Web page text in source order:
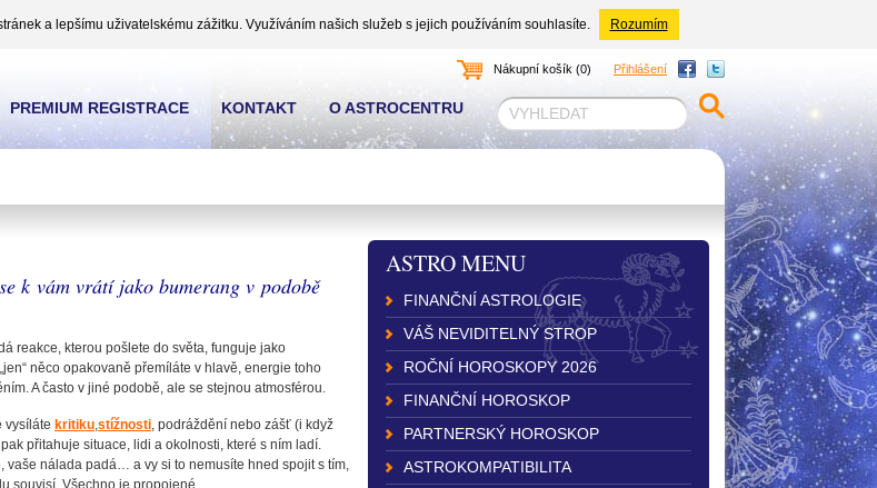
a lepšímu uživatelskému zážitku. Využíváním našich služeb s jejich používáním souhlasíte. Rozumím
k vám vrátí jako bumerang v podobě
reakce, kterou pošlete do světa, funguje jako
něco opakovaně přemíláte v hlavě, energie toho
A často v jiné podobě, ale se stejnou atmosférou.
vysíláte kritiku,stížnosti, podráždění nebo zášť (i když
přitahuje situace, lidi a okolnosti, které s ním ladí.
nálada padá… a vy si to nemusíte hned spojit s tím,
souvisí. Všechno je propojené.
ASTRO MENU
FINANČNÍ ASTROLOGIE
VÁŠ NEVIDITELNÝ STROP
ROČNÍ HOROSKOPY 2026
FINANČNÍ HOROSKOP
PARTNERSKÝ HOROSKOP
ASTROKOMPATIBILITA
PREMIUM REGISTRACE KONTAKT O ASTROCENTRU
Přihlášení
Nákupní košík (0)